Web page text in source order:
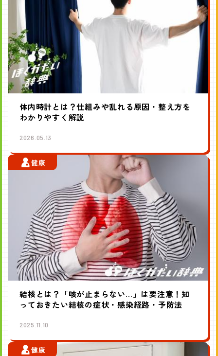
体内時計とは？仕組みや乱れる原因・整え方を
わかりやすく解説
2026.05.13
健康
結核とは？「咳が止まらない…」は要注意！知
っておきたい結核の症状・感染経路・予防法
2025.11.10
健康